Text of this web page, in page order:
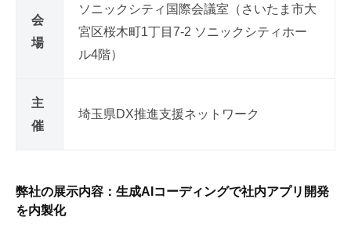
会
場
ソニックシティ国際会議室（さいたま市大
宮区桜木町1丁目7-2 ソニックシティホー
ル4階）
主
催
埼玉県DX推進支援ネットワーク
弊社の展示内容：生成AIコーディングで社内アプリ開発
を内製化